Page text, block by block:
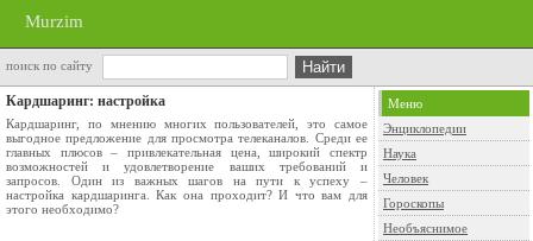
Murzim
поиск по сайту
Кардшаринг: настройка
Кардшаринг, по мнению многих пользователей, это самое
выгодное предложение для просмотра телеканалов. Среди ее
главных плюсов – привлекательная цена, широкий спектр
возможностей и удовлетворение ваших требований и
запросов. Один из важных шагов на пути к успеху –
настройка кардшаринга. Как она проходит? И что вам для
этого необходимо?
Меню
Энциклопедии
Наука
Человек
Гороскопы
Необъяснимое